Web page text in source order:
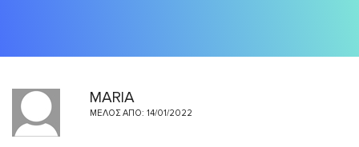
MARIA
ΜΈΛΟΣ ΑΠΌ: 14/01/2022